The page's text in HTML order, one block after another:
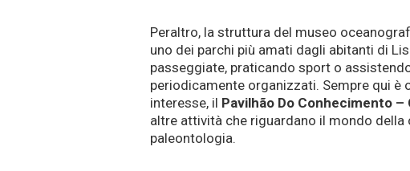
Peraltro, la struttura del museo
uno dei parchi più amati dagli abitanti di
passeggiate, praticando sport o
periodicamente organizzati. Sempre qui
interesse, il Pavilhão Do Conhecimento –
altre attività che riguardano il mondo
paleontologia.